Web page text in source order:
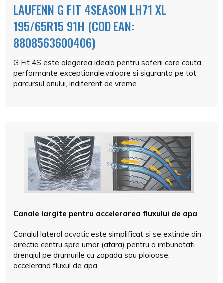
LAUFENN G FIT 4SEASON LH71 XL
195/65R15 91H (COD EAN:
8808563600406)
G Fit 4S este alegerea ideala pentru soferii care cauta
performante exceptionale,valoare si siguranta pe tot
parcursul anului, indiferent de vreme.
Canale largite pentru accelerarea fluxului de apa
Canalul lateral acvatic este simplificat si se extinde din
directia centru spre umar (afara) pentru a imbunatati
drenajul pe drumurile cu zapada sau ploioase,
accelerand fluxul de apa.